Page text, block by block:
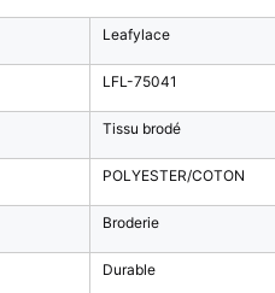
Leafylace
LFL-75041
Tissu brodé
POLYESTER/COTON
Broderie
Durable